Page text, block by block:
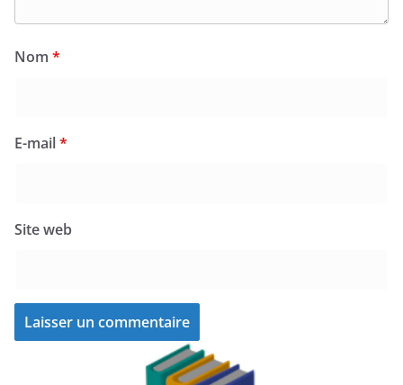
Nom *
E-mail*
Site web